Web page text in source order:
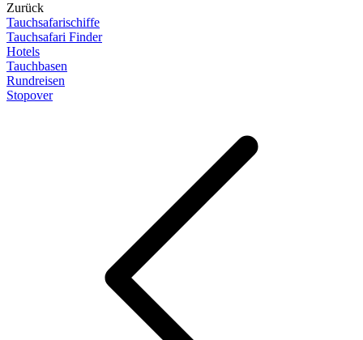
Zurück
Tauchsafarischiffe
Tauchsafari Finder
Hotels
Tauchbasen
Rundreisen
Stopover